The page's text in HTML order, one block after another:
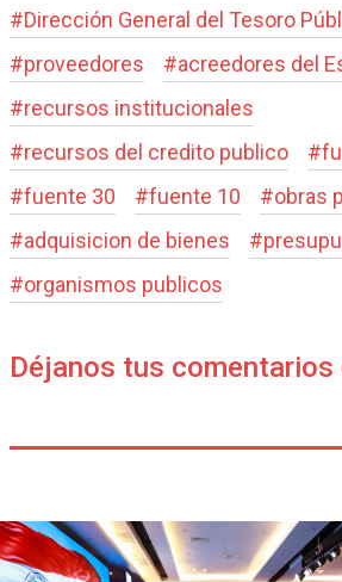
#Dirección General del Tesoro
#proveedores #acreedores del
#recursos institucionales
#recursos del credito publico #
#fuente 30 #fuente 10 #obras
#adquisicion de bienes #
#organismos publicos
Déjanos tus comentarios